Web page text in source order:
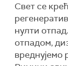
Свет се
нулти
отпадом,
вреднујемо